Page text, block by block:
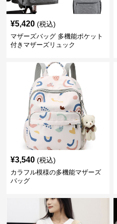
¥5,420 (税込)
マザーズバッグ 多機能ポケット
付きマザーズリュック
¥3,540 (税込)
カラフル模様の多機能マザーズ
バッグ